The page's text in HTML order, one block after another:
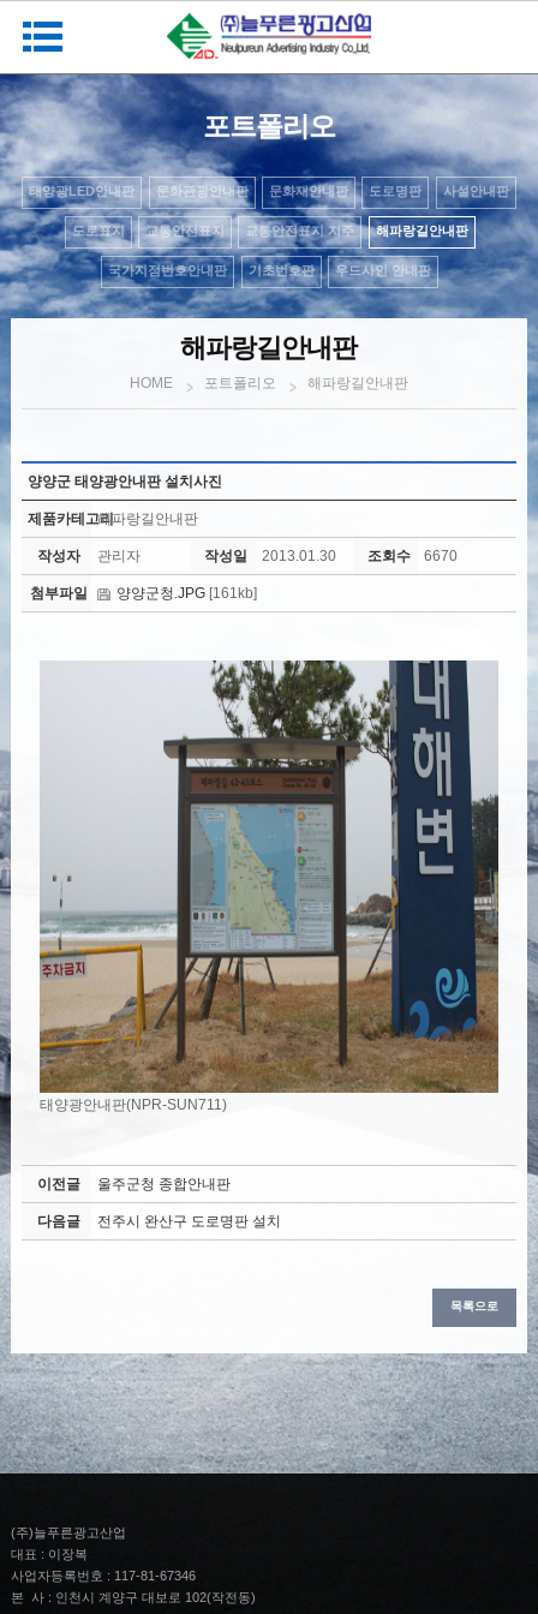
포트폴리오
태양광LED안내판 문화관광안내판 문화재안내판 도로명판 사설안내판
도로표지 교통안전표지 교통안전표지 지주 해파랑길안내판
국가지점번호안내판 기초번호판 우드사인 안내판
해파랑길안내판
HOME 포트폴리오 해파랑길안내판
양양군 태양광안내판 설치사진
제품카테고리해파랑길안내판
작성자 관리자 작성일 2013.01.30 조회수 6670
첨부파일 양양군청.JPG[161kb]
태양광안내판(NPR-SUN711)
이전글 울주군청 종합안내판
다음글 전주시 완산구 도로명판 설치
목록으로
(주)늘푸른광고산업
대표 : 이장복
사업자등록번호 : 117-81-67346
본 사 : 인천시 계양구 대보로 102(작전동)